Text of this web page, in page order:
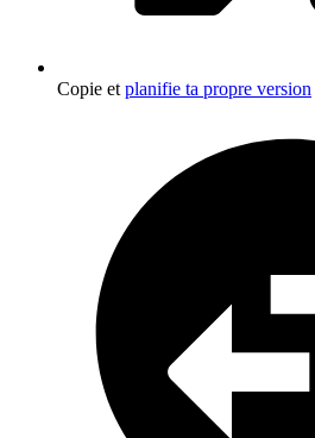
Copie et planifie ta propre version